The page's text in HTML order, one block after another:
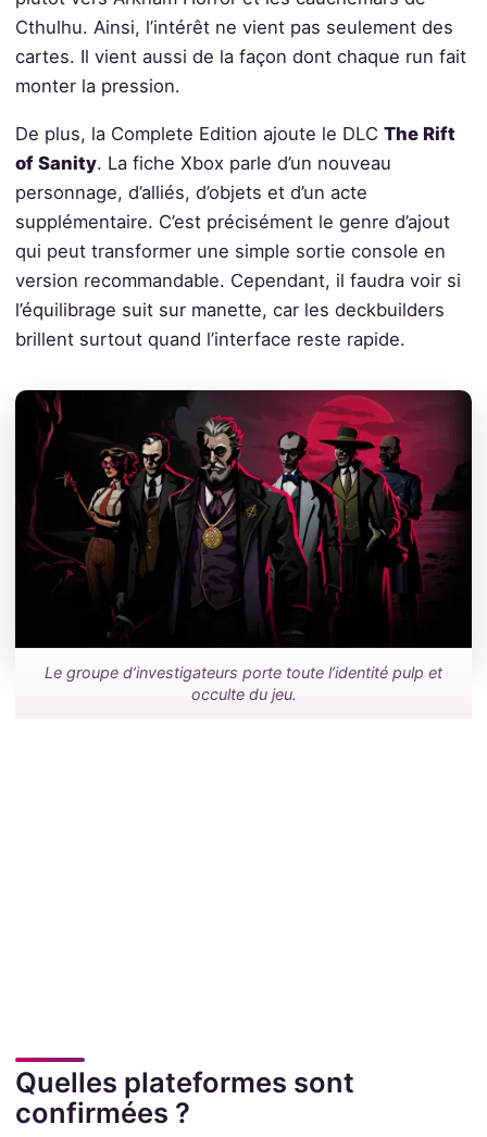
Cthulhu. Ainsi, l’intérêt ne vient pas seulement des
cartes. Il vient aussi de la façon dont chaque run fait
monter la pression.
De plus, la Complete Edition ajoute le DLC The Rift
of Sanity. La fiche Xbox parle d’un nouveau
personnage, d’alliés, d’objets et d’un acte
supplémentaire. C’est précisément le genre d’ajout
qui peut transformer une simple sortie console en
version recommandable. Cependant, il faudra voir si
l’équilibrage suit sur manette, car les deckbuilders
brillent surtout quand l’interface reste rapide.
Le groupe d’investigateurs porte toute l’identité pulp et
occulte du jeu.
Quelles plateformes sont
confirmées ?